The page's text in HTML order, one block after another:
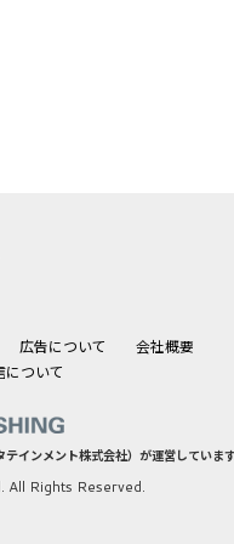
広告について
会社概要
ついて
インメント株式会社）が運営していま
Rights Reserved.